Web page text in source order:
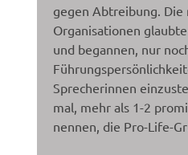
gegen Abtreibung.
Organisationen
und begannen, nur
Sprecherinnen
mal, mehr als 1-2
nennen, die Pro-Life-